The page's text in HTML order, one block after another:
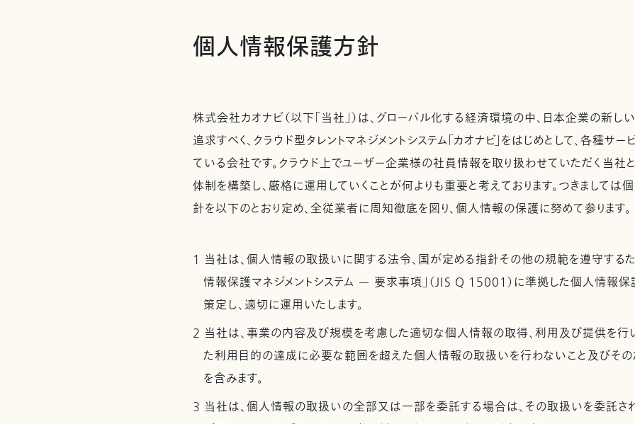
個人情報保護方針
株式会社カオナビ（以下「当社」）は、グローバル化する経済環境の中、日本企業の新し
追求すべく、クラウド型タレントマネジメントシステム「カオナビ」をはじめとして、各種サ
ている会社です。クラウド上でユーザー企業様の社員情報を取り扱わせていただく当社
体制を構築し、厳格に運用していくことが何よりも重要と考えております。つきまして
針を以下のとおり定め、全従業者に周知徹底を図り、個人情報の保護に努めて参ります。
1 当社は、個人情報の取扱いに関する法令、国が定める指針その他の規範を遵守する
情報保護マネジメントシステム — 要求事項」（JIS Q 15001）に準拠した個人情報保
策定し、適切に運用いたします。
2 当社は、事業の内容及び規模を考慮した適切な個人情報の取得、利用及び提供を行
た利用目的の達成に必要な範囲を超えた個人情報の取扱いを行わないこと及びその
を含みます。
3 当社は、個人情報の取扱いの全部又は一部を委託する場合は、その取扱いを委託